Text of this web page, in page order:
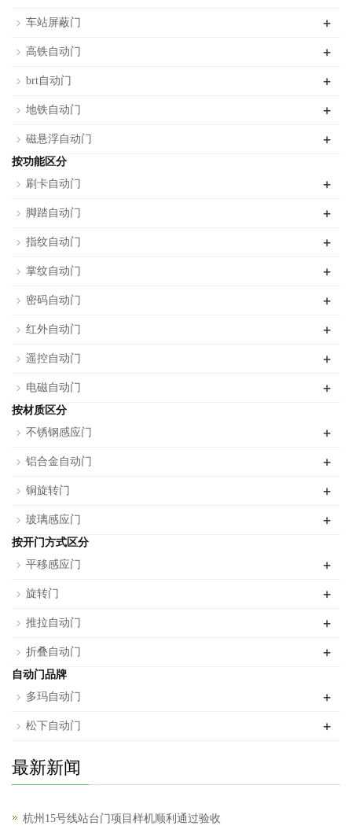
车站屏蔽门 +
高铁自动门 +
brt自动门 +
地铁自动门 +
磁悬浮自动门 +
按功能区分
刷卡自动门
+
脚踏自动门 +
指纹自动门 +
掌纹自动门 +
密码自动门 +
红外自动门 +
遥控自动门 +
电磁自动门 +
按材质区分
不锈钢感应门
+
铝合金自动门 +
铜旋转门 +
玻璃感应门 +
按开门方式区分
平移感应门
+
旋转门 +
推拉自动门 +
折叠自动门 +
自动门品牌
多玛自动门
+
松下自动门 +
最新新闻
杭州15号线站台门项目样机顺利通过验收